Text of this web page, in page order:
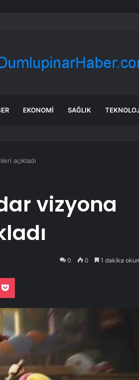
aktarmasız uçuşunda tarihi rekor: 24
EKONOMI SAĞLIK
açıkladı
vizyona
0 0 1 dakika
Pocket